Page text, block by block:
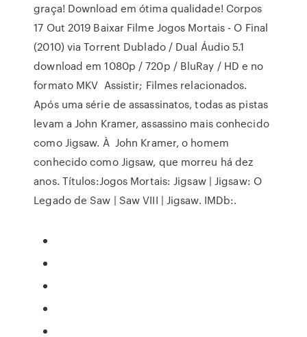
graça! Download em ótima qualidade! Corpos
17 Out 2019 Baixar Filme Jogos Mortais - O Final
(2010) via Torrent Dublado / Dual Áudio 5.1
download em 1080p / 720p / BluRay / HD e no
formato MKV Assistir; Filmes relacionados.
Após uma série de assassinatos, todas as pistas
levam a John Kramer, assassino mais conhecido
como Jigsaw. À John Kramer, o homem
conhecido como Jigsaw, que morreu há dez
anos. Títulos:Jogos Mortais: Jigsaw | Jigsaw: O
Legado de Saw | Saw VIII | Jigsaw. IMDb:.